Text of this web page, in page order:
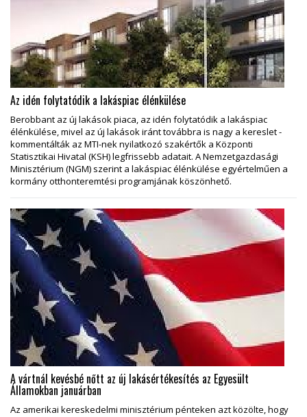
Az idén folytatódik a lakáspiac élénkülése
Berobbant az új lakások piaca, az idén folytatódik a lakáspiac
élénkülése, mivel az új lakások iránt továbbra is nagy a kereslet -
kommentálták az MTI-nek nyilatkozó szakértők a Központi
Statisztikai Hivatal (KSH) legfrissebb adatait. A Nemzetgazdasági
Minisztérium (NGM) szerint a lakáspiac élénkülése egyértelműen a
kormány otthonteremtési programjának köszönhető.
A vártnál kevésbé nőtt az új lakásértékesítés az Egyesült
Államokban januárban
Az amerikai kereskedelmi minisztérium pénteken azt közölte, hogy